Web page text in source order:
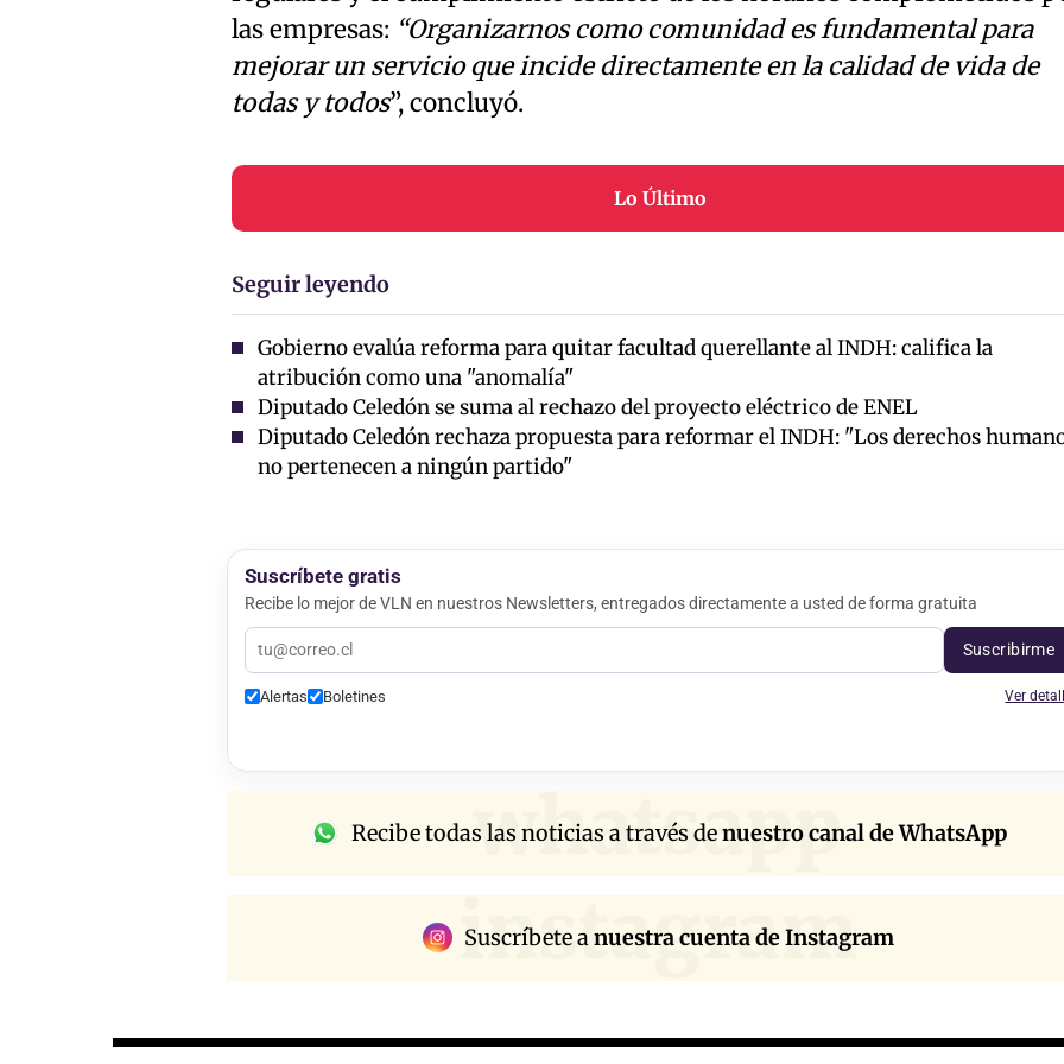
las empresas: “Organizarnos como comunidad es fundamental para
mejorar un servicio que incide directamente en la calidad de vida de
todas y todos”, concluyó.
Lo Último
Seguir leyendo
Gobierno evalúa reforma para quitar facultad querellante al INDH: califica la
atribución como una "anomalía"
Diputado Celedón se suma al rechazo del proyecto eléctrico de ENEL
Diputado Celedón rechaza propuesta para reformar el INDH: "Los derechos
no pertenecen a ningún partido"
Suscríbete gratis
Recibe lo mejor de VLN en nuestros Newsletters, entregados directamente a usted de forma gratuita
Suscribirme
Alertas Boletines Ver
whatsapp
Recibe todas las noticias a través denuestro canal de WhatsApp
instagram
Suscríbete anuestra cuenta de Instagram